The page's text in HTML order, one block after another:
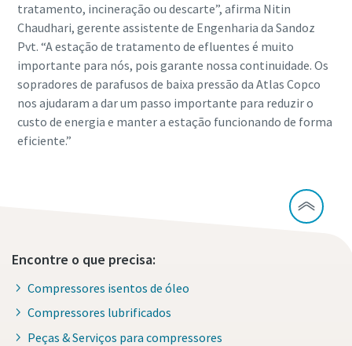
tratamento, incineração ou descarte”, afirma Nitin
Chaudhari, gerente assistente de Engenharia da Sandoz
Pvt. “A estação de tratamento de efluentes é muito
importante para nós, pois garante nossa continuidade. Os
sopradores de parafusos de baixa pressão da Atlas Copco
nos ajudaram a dar um passo importante para reduzir o
custo de energia e manter a estação funcionando de forma
eficiente.”
Encontre o que precisa:
Compressores isentos de óleo
Compressores lubrificados
Peças & Serviços para compressores